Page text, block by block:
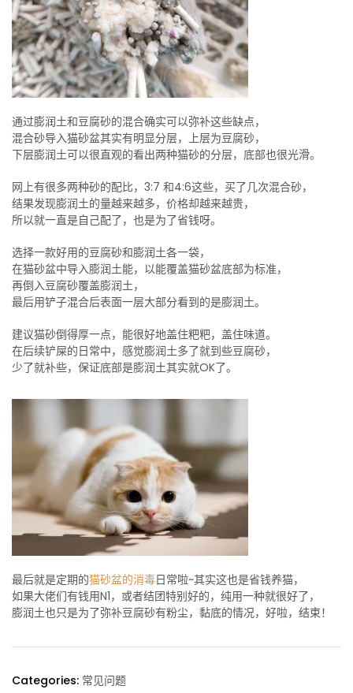
通过膨润土和豆腐砂的混合确实可以弥补这些缺点，
混合砂导入猫砂盆其实有明显分层，上层为豆腐砂，
下层膨润土可以很直观的看出两种猫砂的分层，底部也很光滑。
网上有很多两种砂的配比，3:7 和4:6这些，买了几次混合砂，
结果发现膨润土的量越来越多，价格却越来越贵，
所以就一直是自己配了，也是为了省钱呀。
选择一款好用的豆腐砂和膨润土各一袋，
在猫砂盆中导入膨润土能，以能覆盖猫砂盆底部为标准，
再倒入豆腐砂覆盖膨润土，
最后用铲子混合后表面一层大部分看到的是膨润土。
建议猫砂倒得厚一点，能很好地盖住粑粑，盖住味道。
在后续铲屎的日常中，感觉膨润土多了就到些豆腐砂，
少了就补些，保证底部是膨润土其实就OK了。
最后就是定期的猫砂盆的消毒日常啦~其实这也是省钱养猫，
如果大佬们有钱用N1，或者结团特别好的，纯用一种就很好了，
膨润土也只是为了弥补豆腐砂有粉尘，黏底的情况，好啦，结束！
Categories: 常见问题